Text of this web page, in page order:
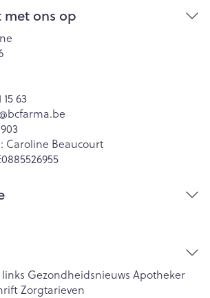
met ons op
15 63
bcfarma.be
Caroline Beaucourt
Gezondheidsnieuws Apotheker
Zorgtarieven